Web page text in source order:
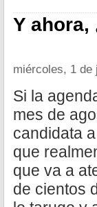
Y ahora,
miércoles, 1 de
Si la
mes de
candidata
que
que va a
de cientos